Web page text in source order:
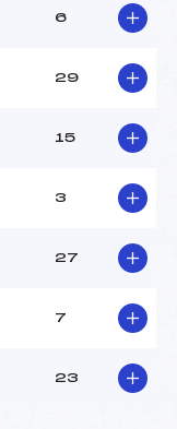
MYRIAM (DA)
BEAU
6
29
15
3
27
7
23